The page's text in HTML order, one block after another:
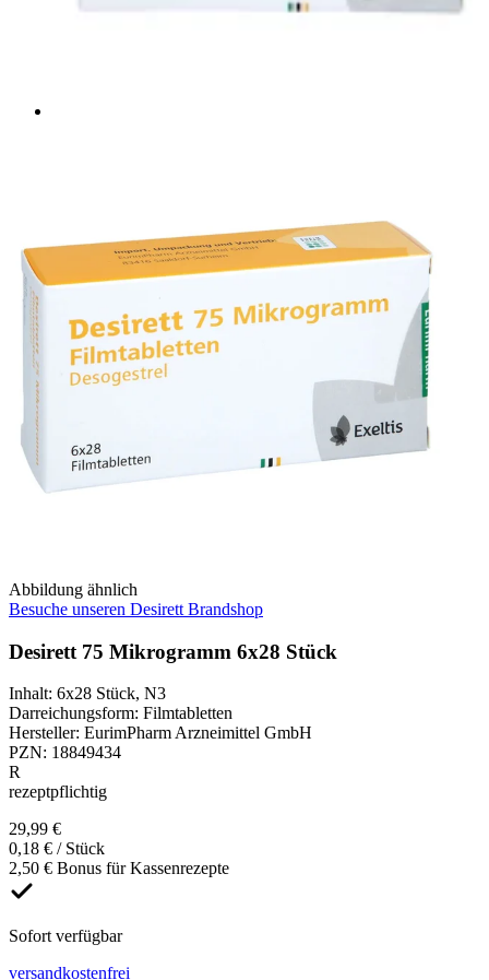
Abbildung ähnlich
Besuche unseren Desirett Brandshop
Desirett 75 Mikrogramm 6x28 Stück
Inhalt: 6x28 Stück, N3
Darreichungsform: Filmtabletten
Hersteller: EurimPharm Arzneimittel GmbH
PZN: 18849434
R
rezeptpflichtig
29,99 €
0,18 € / Stück
2,50 € Bonus für Kassenrezepte
Sofort verfügbar
versandkostenfrei